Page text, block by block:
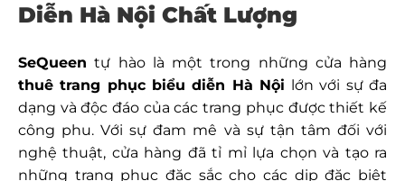
Diễn Hà Nội Chất Lượng
SeQueen tự hào là một trong những cửa hàng
thuê trang phục biểu diễn Hà Nội lớn với sự đa
dạng và độc đáo của các trang phục được thiết kế
công phu. Với sự đam mê và sự tận tâm đối với
nghệ thuật, cửa hàng đã tỉ mỉ lựa chọn và tạo ra
những trang phục đặc sắc cho các dịp đặc biệt